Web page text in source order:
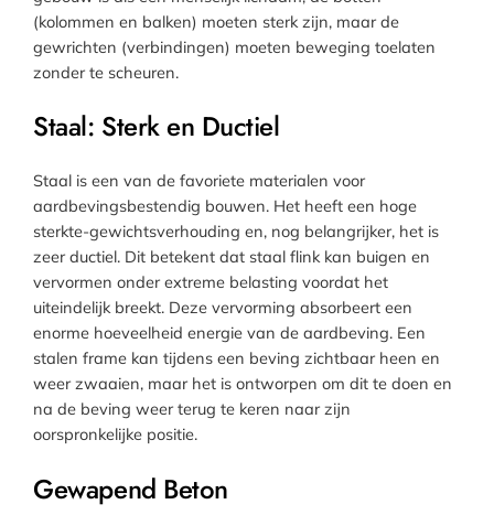
(kolommen en balken) moeten sterk zijn, maar de
gewrichten (verbindingen) moeten beweging toelaten
zonder te scheuren.
Staal: Sterk en Ductiel
Staal is een van de favoriete materialen voor
aardbevingsbestendig bouwen. Het heeft een hoge
sterkte-gewichtsverhouding en, nog belangrijker, het is
zeer ductiel. Dit betekent dat staal flink kan buigen en
vervormen onder extreme belasting voordat het
uiteindelijk breekt. Deze vervorming absorbeert een
enorme hoeveelheid energie van de aardbeving. Een
stalen frame kan tijdens een beving zichtbaar heen en
weer zwaaien, maar het is ontworpen om dit te doen en
na de beving weer terug te keren naar zijn
oorspronkelijke positie.
Gewapend Beton